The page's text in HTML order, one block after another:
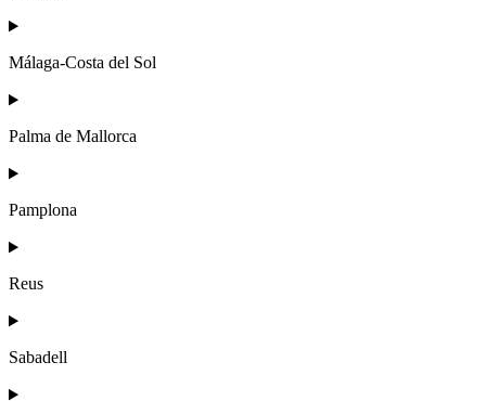
Málaga-Costa del Sol
Palma de Mallorca
Pamplona
Reus
Sabadell